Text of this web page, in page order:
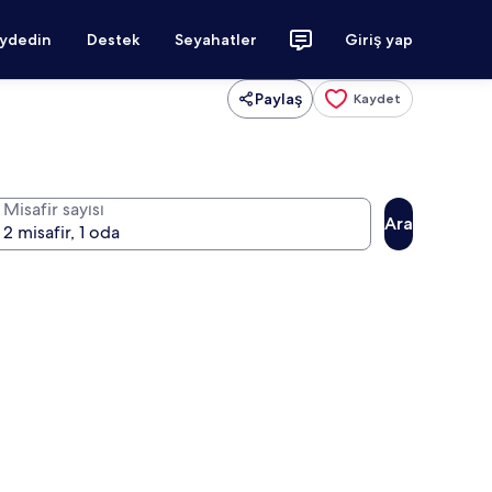
Destek Seyahatler Giriş yap
Paylaş Kaydet
Misafir sayısı
Ara